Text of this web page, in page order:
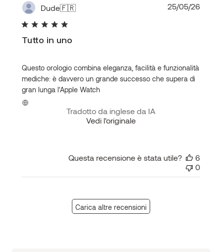
Dude🇫🇷
Tutto in uno
Questo orologio combina eleganza, facilità e funzionalità
mediche: è davvero un grande successo che supera di
gran lunga l'Apple Watch
Tradotto da inglese da IA
Vedi l'originale
25/05/26
Questa recensione è stata utile?
6
0
Carica altre recensioni